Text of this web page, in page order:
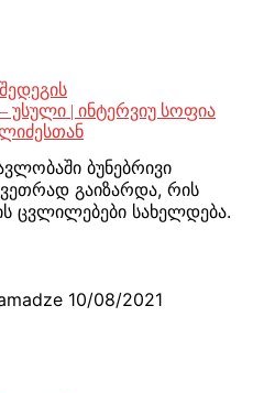
| ინტერვიუ სოფია
ბუნებრივი
გაიზარდა, რის
ცვლილებები სახელდება.
10/08/2021